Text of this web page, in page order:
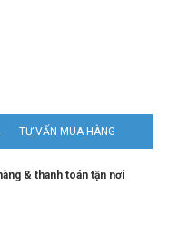
TƯ VẤN MUA HÀNG
& thanh toán tận nơi